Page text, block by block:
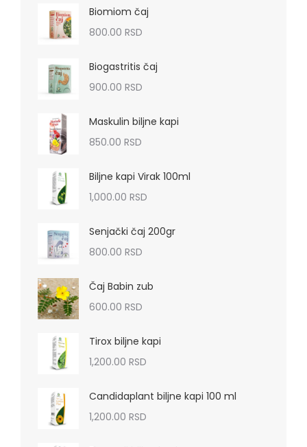
Biomiom čaj
800.00 RSD
Biogastritis čaj
900.00 RSD
Maskulin biljne kapi
850.00 RSD
Biljne kapi Virak 100ml
1,000.00 RSD
Senjački čaj 200gr
800.00 RSD
Čaj Babin zub
600.00 RSD
Tirox biljne kapi
1,200.00 RSD
Candidaplant biljne kapi 100 ml
1,200.00 RSD